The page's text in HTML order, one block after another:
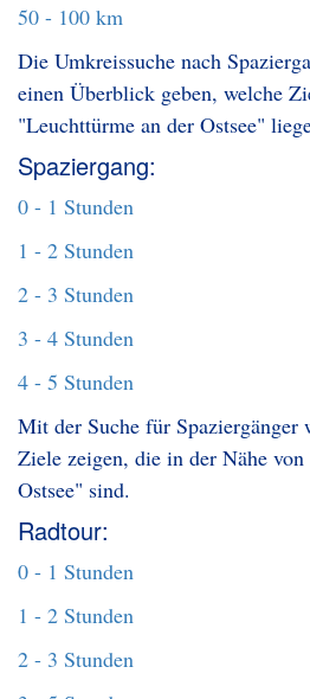
50 - 100 km
Die Umkreissuche nach
einen Überblick geben, welche
"Leuchttürme an der Ostsee"
Spaziergang:
0 - 1 Stunden
1 - 2 Stunden
2 - 3 Stunden
3 - 4 Stunden
4 - 5 Stunden
Mit der Suche für
Ziele zeigen, die in der Nähe
Ostsee" sind.
Radtour:
0 - 1 Stunden
1 - 2 Stunden
2 - 3 Stunden